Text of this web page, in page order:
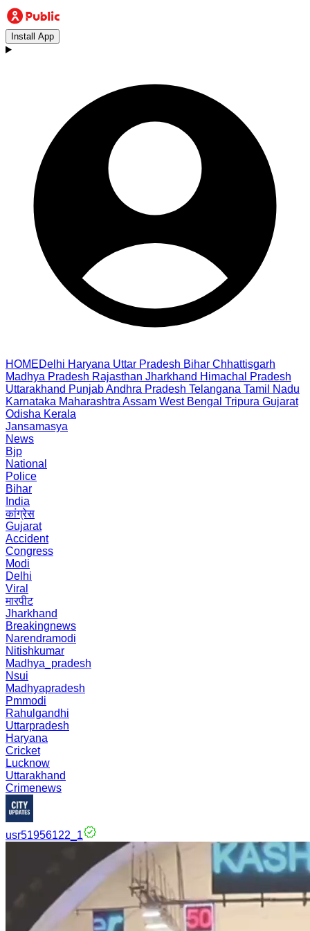
Install App
HOMEDelhi Haryana Uttar Pradesh Bihar Chhattisgarh
Madhya Pradesh Rajasthan Jharkhand Himachal Pradesh
Uttarakhand PunjabAndhra Pradesh Telangana Tamil Nadu
Karnataka Maharashtra Assam West Bengal Tripura Gujarat
Odisha Kerala
Jansamasya
News
Bjp
National
Police
Bihar
India
कांग्रेस
Gujarat
Accident
Congress
Modi
Delhi
Viral
मारपीट
Jharkhand
Breakingnews
Narendramodi
Nitishkumar
Madhya_pradesh
Nsui
Madhyapradesh
Pmmodi
Rahulgandhi
Uttarpradesh
Haryana
Cricket
Lucknow
Uttarakhand
Crimenews
usr51956122_1